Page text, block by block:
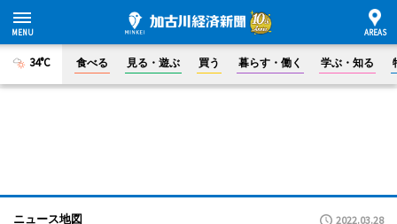
34°C 食べる 見る・遊ぶ 買う 暮らす・働く 学ぶ・知る
ニュース地図 2022.03.28